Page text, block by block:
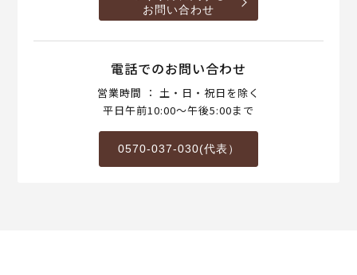
お問い合わせ
電話でのお問い合わせ
営業時間 ： 土・日・祝日を除く
平日午前10:00～午後5:00まで
0570-037-030(代表）